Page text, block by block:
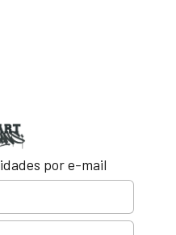
por e-mail